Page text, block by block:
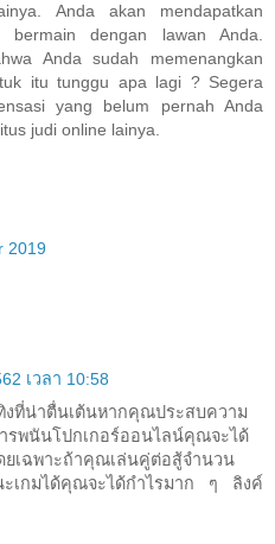
Anda akan mendapatkan
dengan lawan Anda.
Anda sudah memenangkan
itu tunggu apa lagi ? Segera
yang belum pernah Anda
judi online lainya.
2019
เวลา 10:58
งที่น่าตื่นเต้นหากคุณประสบความ
รพนันโปกเกอร์ออนไลน์คุณจะได้
ยเฉพาะถ้าคุณเล่นคู่ต่อสู้จำนวน
เกมได้คุณจะได้กำไรมาก ๆ ลิงค์